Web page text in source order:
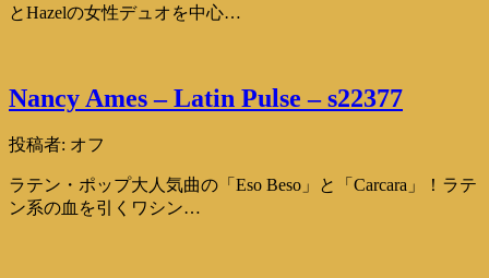
とHazelの女性デュオを中心…
Nancy Ames – Latin Pulse – s22377
投稿者: オフ
ラテン・ポップ大人気曲の「Eso Beso」と「Carcara」！ラテ
ン系の血を引くワシン…